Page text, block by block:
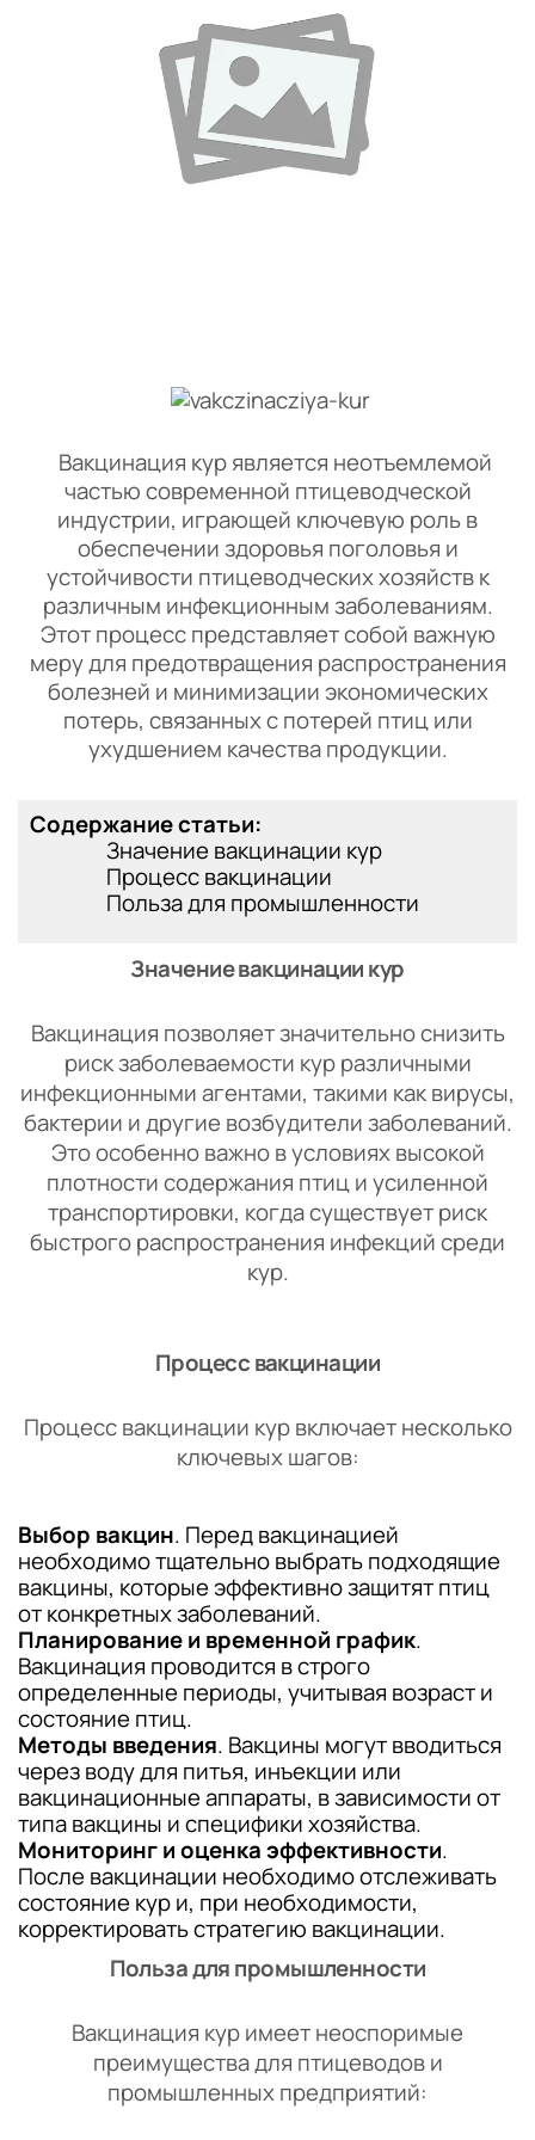
Вакцинация кур является неотъемлемой
частью современной птицеводческой
индустрии, играющей ключевую роль в
обеспечении здоровья поголовья и
устойчивости птицеводческих хозяйств к
различным инфекционным заболеваниям.
Этот процесс представляет собой важную
меру для предотвращения распространения
болезней и минимизации экономических
потерь, связанных с потерей птиц или
ухудшением качества продукции.
Содержание статьи:
Значение вакцинации кур
Процесс вакцинации
Польза для промышленности
Значение вакцинации кур
Вакцинация позволяет значительно снизить
риск заболеваемости кур различными
инфекционными агентами, такими как вирусы,
бактерии и другие возбудители заболеваний.
Это особенно важно в условиях высокой
плотности содержания птиц и усиленной
транспортировки, когда существует риск
быстрого распространения инфекций среди
кур.
Процесс вакцинации
Процесс вакцинации кур включает несколько
ключевых шагов:
Выбор вакцин. Перед вакцинацией
необходимо тщательно выбрать подходящие
вакцины, которые эффективно защитят птиц
от конкретных заболеваний.
Планирование и временной график.
Вакцинация проводится в строго
определенные периоды, учитывая возраст и
состояние птиц.
Методы введения. Вакцины могут вводиться
через воду для питья, инъекции или
вакцинационные аппараты, в зависимости от
типа вакцины и специфики хозяйства.
Мониторинг и оценка эффективности.
После вакцинации необходимо отслеживать
состояние кур и, при необходимости,
корректировать стратегию вакцинации.
Польза для промышленности
Вакцинация кур имеет неоспоримые
преимущества для птицеводов и
промышленных предприятий: